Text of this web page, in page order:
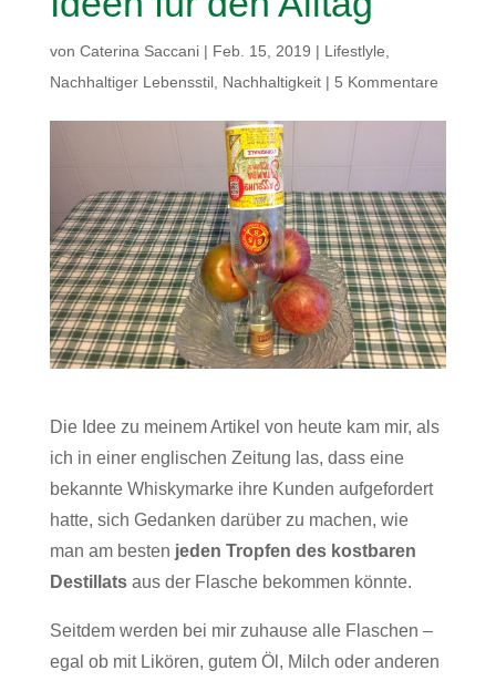
von Caterina Saccani| Feb. 15, 2019 | Lifestlyle
Nachhaltiger Lebensstil, Nachhaltigkeit| 5 Kommentare
Die Idee zu meinem Artikel von heute kam mir, als
ich in einer englischen Zeitung las, dass eine
bekannte Whiskymarke ihre Kunden aufgefordert
hatte, sich Gedanken darüber zu machen, wie
man am besten jeden Tropfen des kostbaren
Destillatsaus der Flasche bekommen könnte.
Seitdem werden bei mir zuhause alle Flaschen –
egal ob mit Likören, gutem Öl, Milch oder anderen